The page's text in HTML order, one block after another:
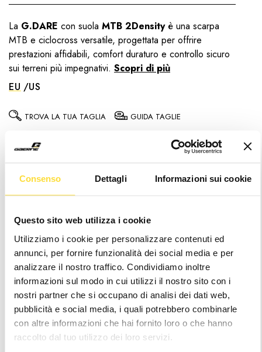
Consenso Dettagli Informazioni sui cookie
Questo sito web utilizza i cookie
Utilizziamo i cookie per personalizzare contenuti ed
annunci, per fornire funzionalità dei social media e per
analizzare il nostro traffico. Condividiamo inoltre
informazioni sul modo in cui utilizzi il nostro sito con i
nostri partner che si occupano di analisi dei dati web,
pubblicità e social media, i quali potrebbero combinarle
con altre informazioni che hai fornito loro o che hanno
raccolto dal tuo utilizzo dei loro servizi.
La G.DARE con suola MTB 2Densityè una scarpa
MTB e ciclocross versatile, progettata per offrire
prestazioni affidabili, comfort duraturo e controllo sicuro
sui terreni più impegnativi. Scopri di più
EU
US
TROVA LA TUA TAGLIA GUIDA TAGLIE
42.5 43
fuori dei paesi di spedizione gestiti
Hurry
up!
only
left
Disponibilità
attuale:
Wishlist